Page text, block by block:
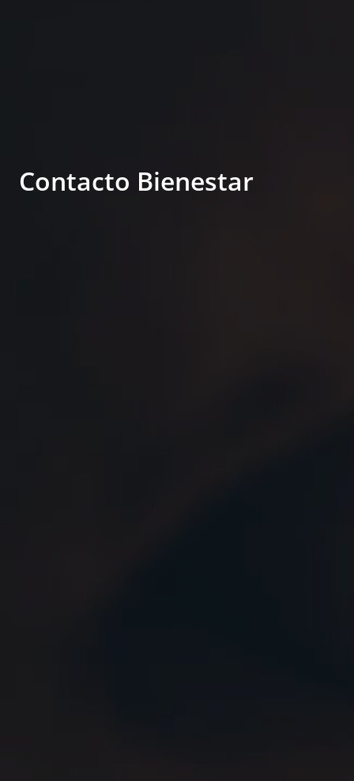
Contacto Bienestar